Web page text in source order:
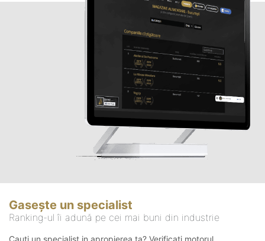
Gasește un specialist
Ranking-ul îi adună pe cei mai buni din industrie
Cauți un specialist in apropierea ta? Verificați motorul